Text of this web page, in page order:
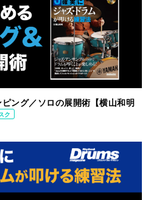
ング／ソロの展開術【横山和明
ク